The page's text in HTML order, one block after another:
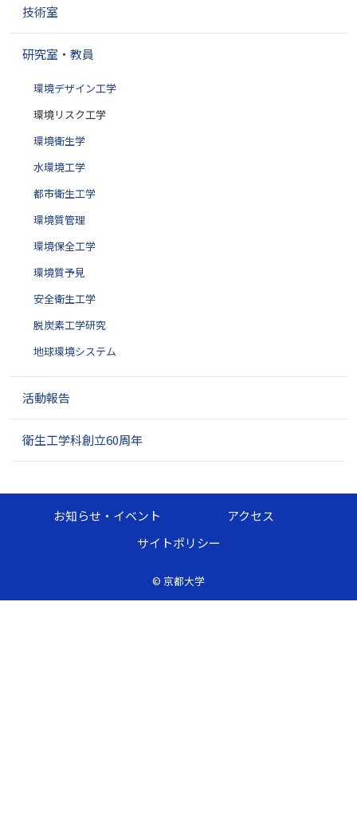
技術室
研究室・教員
環境デザイン工学
環境リスク工学
環境衛生学
水環境工学
都市衛生工学
環境質管理
環境保全工学
環境質予見
安全衛生工学
脱炭素工学研究
地球環境システム
活動報告
衛生工学科創立60周年
© 京都大学
お知らせ・イベント
アクセス
サイトポリシー